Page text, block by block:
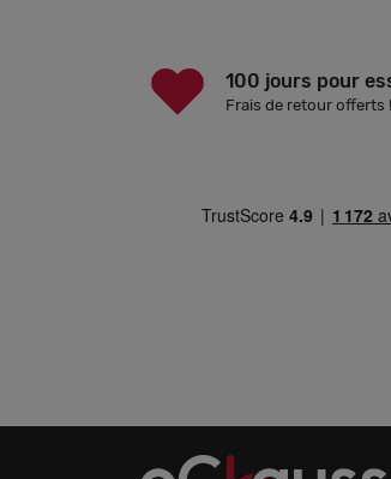
100 jours pour
Frais de retour offerts !